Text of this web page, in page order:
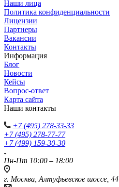
Наши лица
Политика конфиденциальности
Лицензии
Партнеры
Вакансии
Контакты
Информация
Блог
Новости
Кейсы
Вопрос-ответ
Карта сайта
Наши контакты
+7 (495) 278-33-33
+7 (495) 278-77-77
+7 (499) 159-30-30
Пн-Пт 10:00 – 18:00
г. Москва, Алтуфьевское шоссе, 44